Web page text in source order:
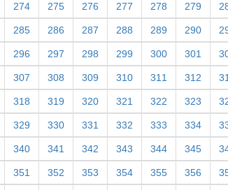
274 275 276 277 278 279
285 286 287 288 289 290
296 297 298 299 300 301
307 308 309 310 311 312
318 319 320 321 322 323
329 330 331 332 333 334
340 341 342 343 344 345
351 352 353 354 355 356